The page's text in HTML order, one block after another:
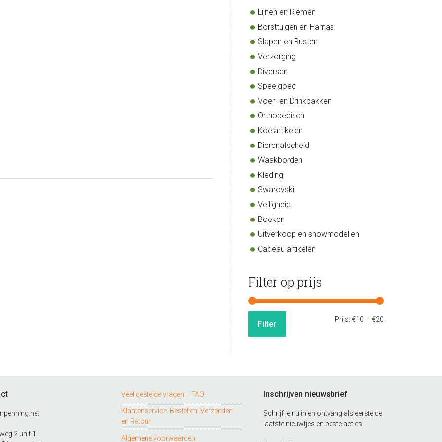
Lijnen en Riemen
Borsttuigen en Harnas
Slapen en Rusten
Verzorging
Diversen
Speelgoed
Voer- en Drinkbakken
Orthopedisch
Koelartikelen
Dierenafscheid
Waakborden
Kleding
Swarovski
Veiligheid
Boeken
Uitverkoop en showmodellen
Cadeau artikelen
Filter op prijs
Filter Prijs: €10 — €20
2 unit 1
Veel gestelde vragen – FAQ
Klantenservice: Bestellen, Verzenden
en Retour
Algemene voorwaarden
Inschrijven nieuwsbrief
Schrijf je nu in en ontvang als eerste de
laatste nieuwtjes en beste acties.